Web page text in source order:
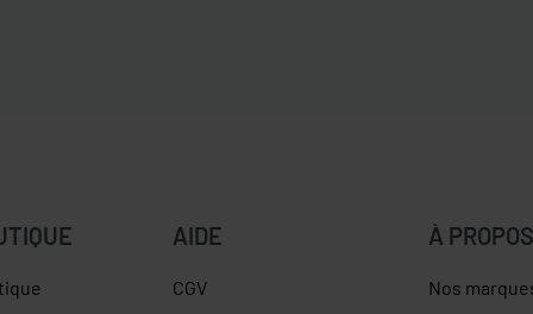
AIDE
CGV
À PROPOS
Nos